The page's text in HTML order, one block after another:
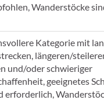
Wanderstöcke
Kategorie mit
längeren/
und/oder schwieriger
geeignetes
erforderlich,